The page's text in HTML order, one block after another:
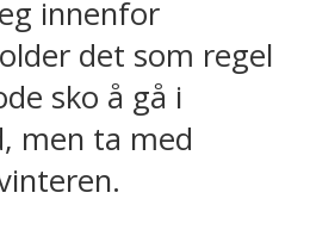
innenfor
det som regel
sko å gå i
men ta med